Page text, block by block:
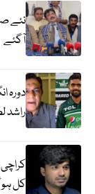
نئے
آگئے
دورہ
راشد
کل